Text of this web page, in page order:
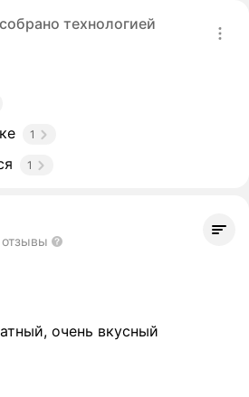
технологией
1
1
очень вкусный